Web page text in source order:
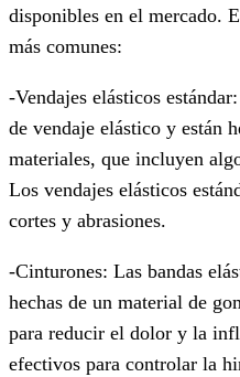
disponibles en el mercado.
más comunes:
-Vendajes elásticos
de vendaje elástico y están
materiales, que incluyen
Los vendajes elásticos
cortes y abrasiones.
-Cinturones: Las bandas
hechas de un material de
para reducir el dolor y la
efectivos para controlar la